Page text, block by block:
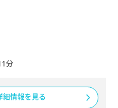
分
細情報を見る